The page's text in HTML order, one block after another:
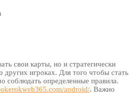
свои карты, но и стратегически
игроках. Для того чтобы стать
соблюдать определенные правила.
android/. Важно